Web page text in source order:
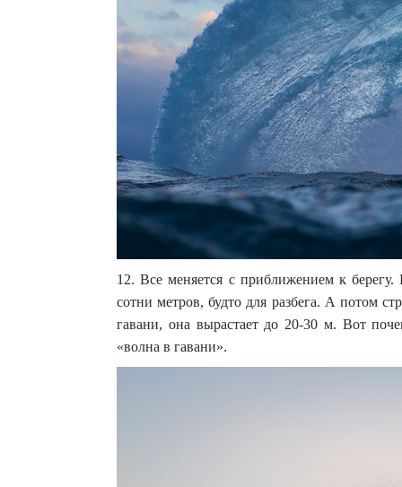
12. Все меняется с приближением к
сотни метров, будто для разбега. А потом
гавани, она вырастает до 20-30 м. Вот
«волна в гавани».